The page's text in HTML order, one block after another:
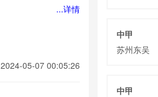
...详情
2024-05-07 00:05:26
中甲
苏州东吴
中甲